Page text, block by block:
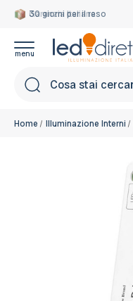
Garanzia Italiana
Home Illuminazione Interni